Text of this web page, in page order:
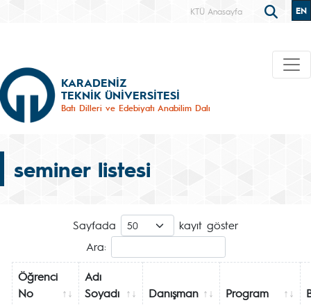
KTÜ Anasayfa EN
KARADENİZ
TEKNİK ÜNİVERSİTESİ
Batı Dilleri ve Edebiyatı Anabilim Dalı
seminer listesi
Sayfada
kayıt göster
Ara:
Öğrenci
No
Adı
Soyadı
Danışman Program